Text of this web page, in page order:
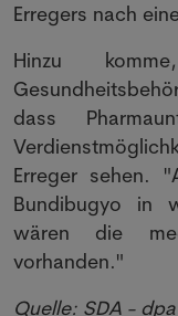
Erregers nach
Hinzu
dass
Erreger sehen.
Bundibugyo in
wären die
vorhanden."
Quelle: SDA -